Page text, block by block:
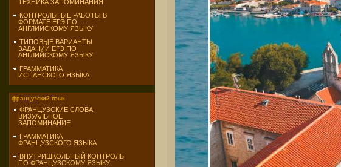
ТЕХНИКА ЗАПОМИНАНИЯ
КОНТРОЛЬНЫЕ РАБОТЫ В
ФОРМАТЕ ЕГЭ ПО
АНГЛИЙСКОМУ ЯЗЫКУ
ТИПОВЫЕ ВАРИАНТЫ
ЗАДАНИЙ ЕГЭ ПО
АНГЛИЙСКОМУ ЯЗЫКУ
ГРАММАТИКА
ИСПАНСКОГО ЯЗЫКА
французский язык
ФРАНЦУЗСКИЕ СЛОВА.
ВИЗУАЛЬНОЕ
ЗАПОМИНАНИЕ
ГРАММАТИКА
ФРАНЦУЗСКОГО ЯЗЫКА
ВНУТРИШКОЛЬНЫЙ КОНТРОЛЬ
ПО ФРАНЦУЗСКОМУ ЯЗЫКУ